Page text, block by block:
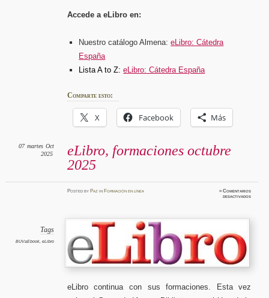
Accede a eLibro en:
Nuestro catálogo Almena:eLibro: Cátedra
España
Lista A to Z:eLibro: Cátedra España
Comparte esto:
X Facebook Más
eLibro, formaciones octubre
2025
07 martes Oct
2025
Postedby Paz in Formación en línea ≈Comentarios
desactivadosen
Tags
BUVaEbook, eLibro
eLibro continua con sus formaciones. Esta vez